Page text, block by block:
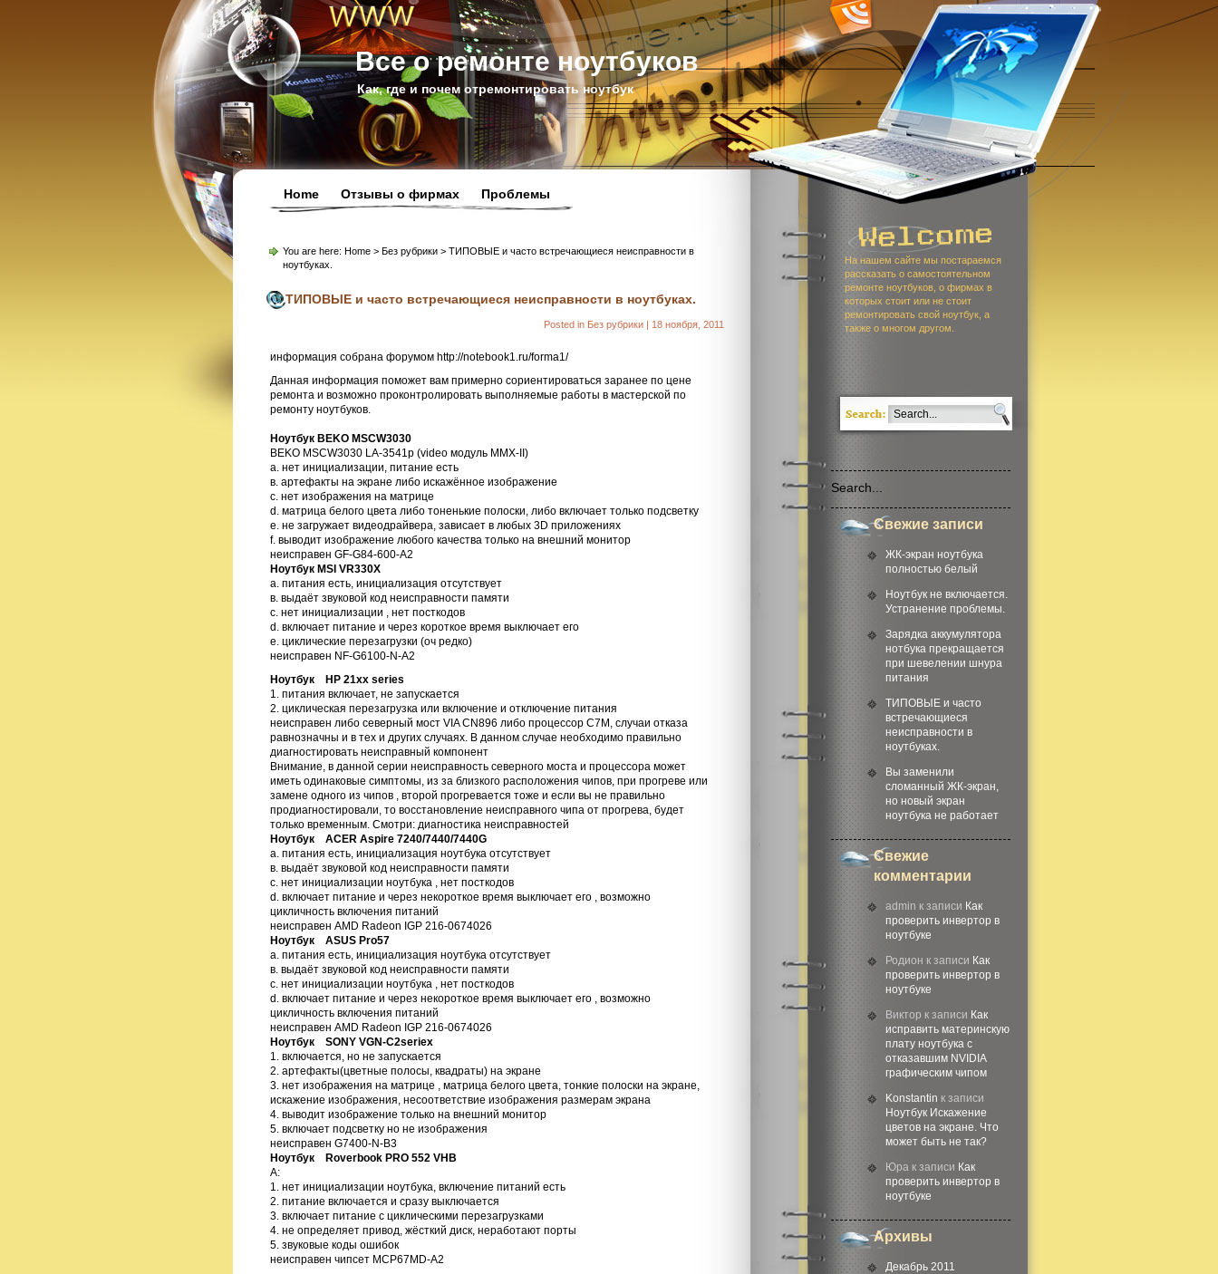
Все о ремонте ноутбуков
Как, где и почем отремонтировать ноутбук
Home Отзывы о фирмах Проблемы
На нашем сайте мы постараемся
рассказать о самостоятельном
ремонте ноутбуков, о фирмах в
которых стоит или не стоит
ремонтировать свой ноутбук, а
также о многом другом.
Свежие записи
ЖК-экран ноутбука
полностью белый
Ноутбук не включается.
Устранение проблемы.
Зарядка аккумулятора
нотбука прекращается
при шевелении шнура
питания
ТИПОВЫЕ и часто
встречающиеся
неисправности в
ноутбуках.
Вы заменили
сломанный ЖК-экран,
но новый экран
ноутбука не работает
Свежие
комментарии
admin к записи Как
проверить инвертор в
ноутбуке
Родион к записи Как
проверить инвертор в
ноутбуке
Виктор к записи Как
исправить материнскую
плату ноутбука с
отказавшим NVIDIA
графическим чипом
Konstantin к записи
Ноутбук Искажение
цветов на экране. Что
может быть не так?
Юра к записи Как
проверить инвертор в
ноутбуке
Архивы
Декабрь 2011
You are here: Home > Без рубрики > ТИПОВЫЕ и часто встречающиеся неисправности в
ноутбуках.
ТИПОВЫЕ и часто встречающиеся неисправности в ноутбуках.
Posted in Без рубрики | 18 ноября, 2011
информация собрана форумом http://notebook1.ru/forma1/
Данная информация поможет вам примерно сориентироваться заранее по цене
ремонта и возможно проконтролировать выполняемые работы в мастерской по
ремонту ноутбуков.
Ноутбук BEKO MSCW3030
BEKO MSCW3030 LA-3541p (video модуль MMX-II)
а. нет инициализации, питание есть
в. артефакты на экране либо искажённое изображение
с. нет изображения на матрице
d. матрица белого цвета либо тоненькие полоски, либо включает только подсветку
e. не загружает видеодрайвера, зависает в любых 3D приложениях
f. выводит изображение любого качества только на внешний монитор
неисправен GF-G84-600-A2
Ноутбук MSI VR330X
а. питания есть, инициализация отсутствует
в. выдаёт звуковой код неисправности памяти
с. нет инициализации , нет посткодов
d. включает питание и через короткое время выключает его
е. циклические перезагрузки (оч редко)
неисправен NF-G6100-N-A2
Ноутбук HP 21xx series
1. питания включает, не запускается
2. циклическая перезагрузка или включение и отключение питания
неисправен либо северный мост VIA CN896 либо процессор C7M, случаи отказа
равнозначны и в тех и других случаях. В данном случае необходимо правильно
диагностировать неисправный компонент
Внимание, в данной серии неисправность северного моста и процессора может
иметь одинаковые симптомы, из за близкого расположения чипов, при прогреве или
замене одного из чипов , второй прогревается тоже и если вы не правильно
продиагностировали, то восстановление неисправного чипа от прогрева, будет
только временным. Смотри: диагностика неисправностей
Ноутбук ACER Aspire 7240/7440/7440G
а. питания есть, инициализация ноутбука отсутствует
в. выдаёт звуковой код неисправности памяти
с. нет инициализации ноутбука , нет посткодов
d. включает питание и через некороткое время выключает его , возможно
цикличность включения питаний
неисправен AMD Radeon IGP 216-0674026
Ноутбук ASUS Pro57
а. питания есть, инициализация ноутбука отсутствует
в. выдаёт звуковой код неисправности памяти
с. нет инициализации ноутбука , нет посткодов
d. включает питание и через некороткое время выключает его , возможно
цикличность включения питаний
неисправен AMD Radeon IGP 216-0674026
Ноутбук SONY VGN-C2seriex
1. включается, но не запускается
2. артефакты(цветные полосы, квадраты) на экране
3. нет изображения на матрице , матрица белого цвета, тонкие полоски на экране,
искажение изображения, несоответствие изображения размерам экрана
4. выводит изображение только на внешний монитор
5. включает подсветку но не изображения
неисправен G7400-N-B3
Ноутбук Roverbook PRO 552 VHB
А:
1. нет инициализации ноутбука, включение питаний есть
2. питание включается и сразу выключается
3. включает питание с циклическими перезагрузками
4. не определяет привод, жёсткий диск, неработают порты
5. звуковые коды ошибок
неисправен чипсет MCP67MD-A2